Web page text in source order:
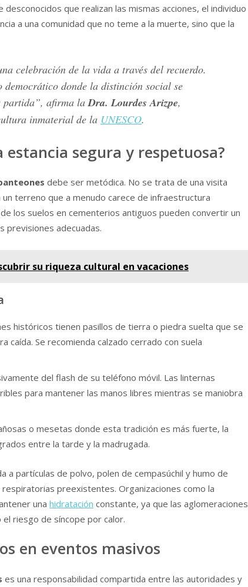
que realizan las mismas acciones, el individuo
a una comunidad que no teme a la muerte, sino que la
celebración de la vida a través del recuerdo.
democrático donde la distinción social se
partida”, afirma la Dra. Lourdes Arizpe,
inmaterial de la UNESCO.
segura y respetuosa?
debe ser metódica. No se trata de una visita
terreno que a menudo carece de infraestructura
los suelos en cementerios antiguos pueden convertir un
previsiones adecuadas.
su riqueza cultural en vacaciones
históricos tienen pasillos de tierra o piedra suelta que se
caída. Se recomienda calzado cerrado con suela
del flash de su teléfono móvil. Las linternas
para mantener las manos libres mientras se maniobra
o mesetas donde esta tradición es más fuerte, la
entre la tarde y la madrugada.
a partículas de polvo, polen de cempasúchil y humo de
preexistentes. Organizaciones como la
una hidratación constante, ya que las aglomeraciones
riesgo de síncope por calor.
en eventos masivos
es una responsabilidad compartida entre las autoridades y